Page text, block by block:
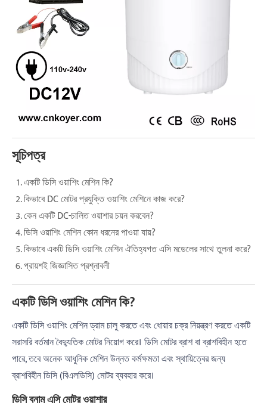
সূচিপত্র
একটি ডিসি ওয়াশিং মেশিন কি?
কিভাবে DC মোটর প্রযুক্তি ওয়াশিং মেশিনে কাজ করে?
কেন একটি DC-চালিত ওয়াশার চয়ন করবেন?
ডিসি ওয়াশিং মেশিন কোন ধরনের পাওয়া যায়?
কিভাবে একটি ডিসি ওয়াশিং মেশিন ঐতিহ্যগত এসি মডেলের সাথে তুলনা করে?
প্রায়শই জিজ্ঞাসিত প্রশ্নাবলী
একটি ডিসি ওয়াশিং মেশিন কি?
একটি ডিসি ওয়াশিং মেশিন ড্রাম চালু করতে এবং ধোয়ার চক্র নিয়ন্ত্রণ করতে একটি
সরাসরি বর্তমান বৈদ্যুতিক মোটর নিয়োগ করে। ডিসি মোটর ব্রাশ বা ব্রাশবিহীন হতে
পারে, তবে অনেক আধুনিক মেশিন উন্নত কর্মক্ষমতা এবং স্থায়িত্বের জন্য
ব্রাশবিহীন ডিসি (বিএলডিসি) মোটর ব্যবহার করে।
ডিসি বনাম এসি মোটর ওয়াশার